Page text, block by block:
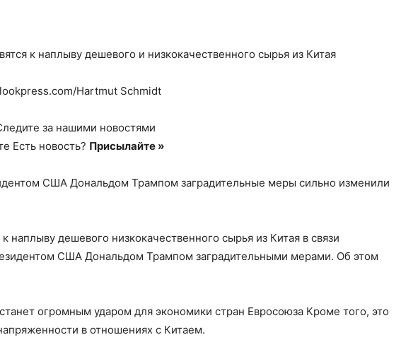
к наплыву дешевого и низкокачественного сырья из Китая
Hartmut Schmidt
за нашими новостями
Есть новость? Присылайте »
США Дональдом Трампом заградительные меры сильно изменили
к наплыву дешевого низкокачественного сырья из Китая в связи
США Дональдом Трампом заградительными мерами. Об этом
огромным ударом для экономики стран Евросоюза Кроме того, это
в отношениях с Китаем.